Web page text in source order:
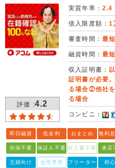
評価 :4.2
実質年率： 2.4
借入限度額：1
審査時間： 最
融資時間： 最
収入証明書：
証明書が必要
る場合②他社
る場合
コンビニ：
即日融資 低金利 おまとめ 無利
担保不要 保証人不要 収入書不要 来店
主婦向け 女性専用 フリーター 初